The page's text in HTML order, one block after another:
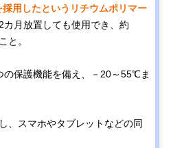
用したというリチウムポリマー
月放置しても使用でき、約
と。
の保護機能を備え、－20～55℃ま
、スマホやタブレットなどの同